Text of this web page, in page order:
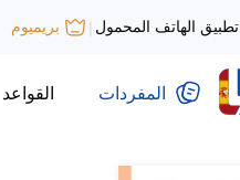
تطبيق الهاتف المحمول | بريميوم
المفردات القواعد